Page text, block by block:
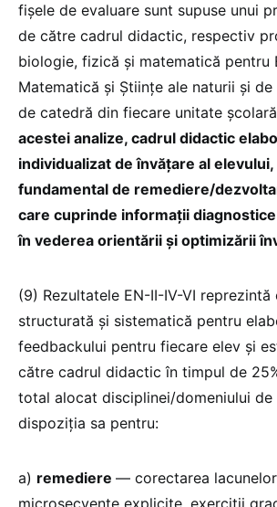
fișele de evaluare sunt supuse unui
de către cadrul didactic, respectiv
biologie, fizică și matematică
Matematică și Științe ale naturii și
de catedră din fiecare unitate
acestei analize, cadrul didactic
individualizat de învățare al
fundamental de remediere/
care cuprinde informații
în vederea orientării și optimizării
(9) Rezultatele EN-II-IV-VI reprezintă
structurată și sistematică pentru
feedbackului pentru fiecare elev și
către cadrul didactic în timpul de
total alocat disciplinei/domeniului
dispoziția sa pentru:
a) remediere — corectarea